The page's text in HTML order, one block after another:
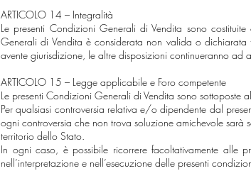
ARTICOLO 14 – Integralità
Le presenti Condizioni Generali di Vendita sono
Generali di Vendita è considerata non valida o
avente giurisdizione, le altre disposizioni continueranno ad
ARTICOLO 15 – Legge applicabile e Foro competente
Le presenti Condizioni Generali di Vendita sono sottoposte
Per qualsiasi controversia relativa e/o dipendente dal
ogni controversia che non trova soluzione amichevole
territorio dello Stato.
In ogni caso, è possibile ricorrere facoltativamente
nell’interpretazione e nell’esecuzione delle presenti